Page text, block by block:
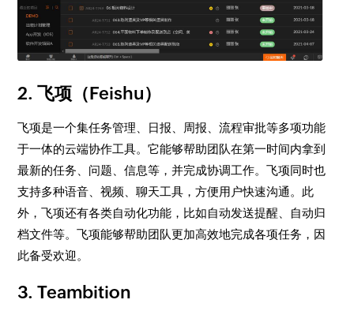
2. 飞项（Feishu）
飞项是一个集任务管理、日报、周报、流程审批等多项功能
于一体的云端协作工具。它能够帮助团队在第一时间内拿到
最新的任务、问题、信息等，并完成协调工作。飞项同时也
支持多种语音、视频、聊天工具，方便用户快速沟通。此
外，飞项还有各类自动化功能，比如自动发送提醒、自动归
档文件等。飞项能够帮助团队更加高效地完成各项任务，因
此备受欢迎。
3. Teambition